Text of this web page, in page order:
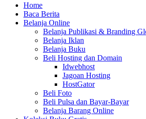
Home
Baca Berita
Belanja Online
Belanja Publikasi & Branding
Belanja Iklan
Belanja Buku
Beli Hosting dan Domain
Idwebhost
Jagoan Hosting
HostGator
Beli Foto
Beli Pulsa dan Bayar-Bayar
Belanja Barang Online